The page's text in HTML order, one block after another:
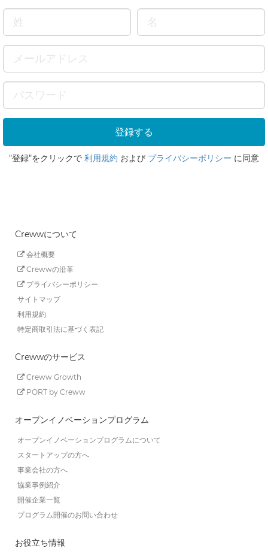
"登録"をクリックで 利用規約 および プライバシーポリシー に同意
Crewwについて
会社概要
Crewwの沿革
プライバシーポリシー
サイトマップ
利用規約
特定商取引法に基づく表記
Crewwのサービス
Creww Growth
PORT by Creww
オープンイノベーションプログラム
オープンイノベーションプログラムについて
スタートアップの方へ
事業会社の方へ
協業事例紹介
開催企業一覧
プログラム開催のお問い合わせ
お役立ち情報